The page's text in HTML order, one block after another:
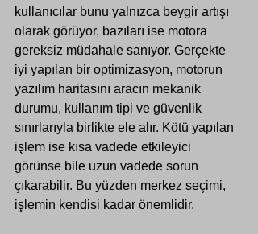
kullanıcılar bunu yalnızca beygir artışı
olarak görüyor, bazıları ise motora
gereksiz müdahale sanıyor. Gerçekte
iyi yapılan bir optimizasyon, motorun
yazılım haritasını aracın mekanik
durumu, kullanım tipi ve güvenlik
sınırlarıyla birlikte ele alır. Kötü yapılan
işlem ise kısa vadede etkileyici
görünse bile uzun vadede sorun
çıkarabilir. Bu yüzden merkez seçimi,
işlemin kendisi kadar önemlidir.